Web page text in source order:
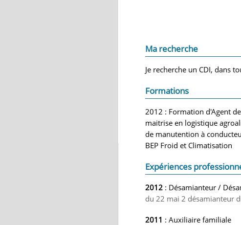
Ma recherche
Je recherche un CDI, dans
Formations
2012 : Formation d'Agent
maitrise en logistique
de manutention à
BEP Froid et Climatisation
Expériences
2012 : Désamianteur /
du 22 mai 2 désamianteur
2011 : Auxiliaire familiale